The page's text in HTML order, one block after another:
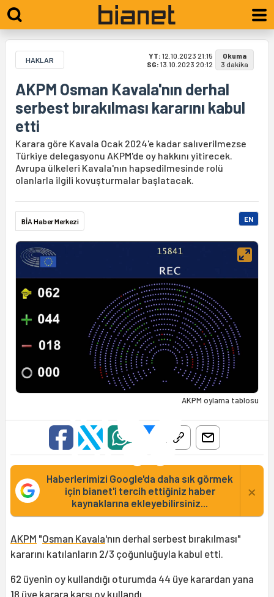
HAKLAR YT: 12.10.2023 21:15
SG: 13.10.2023 20:12
Okuma
3 dakika
AKPM Osman Kavala'nın derhal
serbest bırakılması kararını kabul
etti
Karara göre Kavala Ocak 2024'e kadar salıverilmezse
Türkiye delegasyonu AKPM'de oy hakkını yitirecek.
Avrupa ülkeleri Kavala'nın hapsedilmesinde rolü
olanlarla ilgili kovuşturmalar başlatacak.
BİA Haber Merkezi EN
AKPM oylama tablosu
Haberlerimizi Google'da daha sık görmek
için bianet'i tercih ettiğiniz haber
kaynaklarına ekleyebilirsiniz...
×
AKPM "Osman Kavala'nın derhal serbest bırakılması"
kararını katılanların 2/3 çoğunluğuyla kabul etti.
62 üyenin oy kullandığı oturumda 44 üye karardan yana
18 üye karara karşı oy kullandı